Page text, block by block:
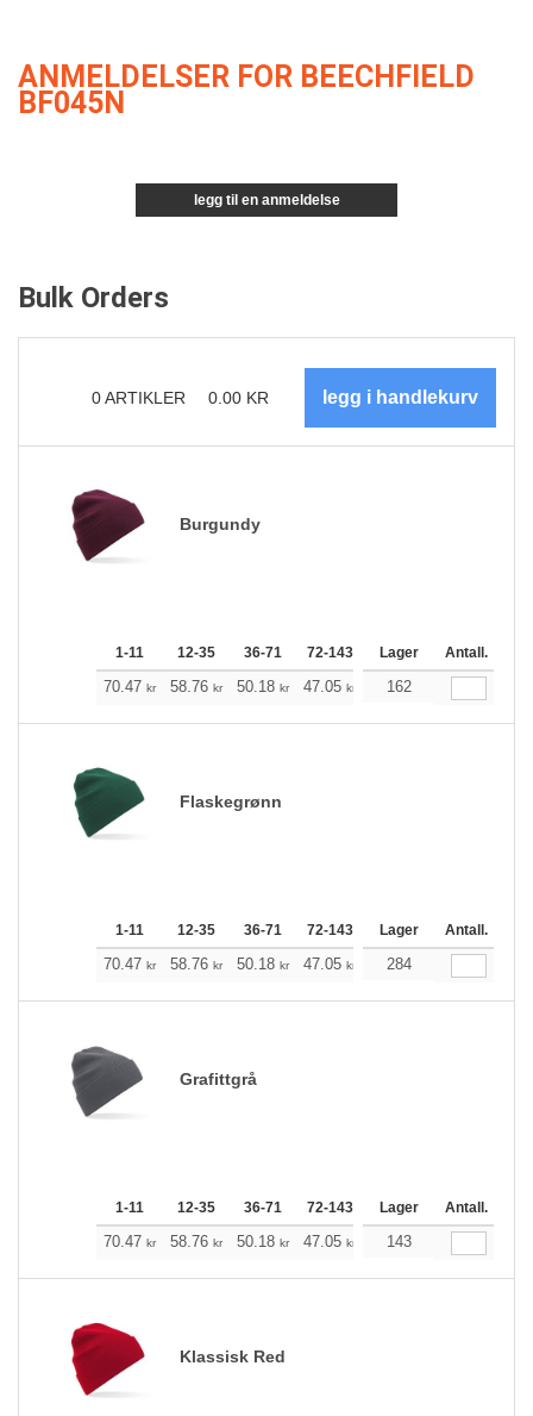
ANMELDELSER FOR BEECHFIELD
BF045N
legg til en anmeldelse
Bulk Orders
0ARTIKLER 0.00 KR
Burgundy
1-11 12-35 36-71 72-143 144-287 288 +
Lager Antall.
70.47 kr 58.76 kr 50.18 kr 47.05 kr 44.60
162
Flaskegrønn
1-11 12-35 36-71 72-143 144-287 288 +
Lager Antall.
70.47 kr 58.76 kr 50.18 kr 47.05 kr 44.60
284
Grafittgrå
1-11 12-35 36-71 72-143 144-287 288 +
Lager Antall.
70.47 kr 58.76 kr 50.18 kr 47.05 kr 44.60
143
Klassisk Red